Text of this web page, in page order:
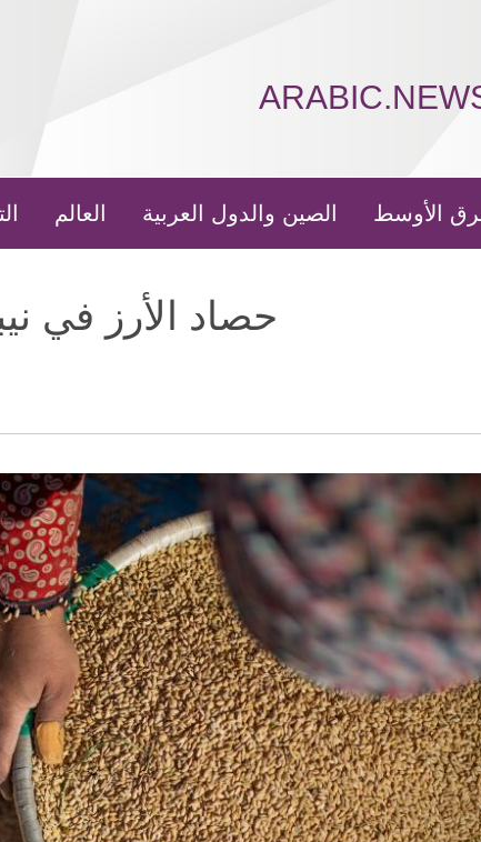
الأوسط الصين والدول العربية العالم
حصاد الأرز في